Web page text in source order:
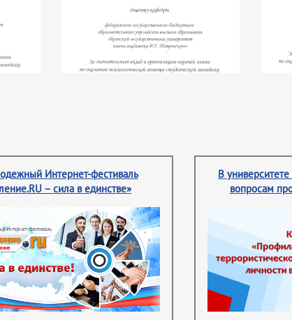
Интернет-фестиваль
– сила в единстве»
В
вопросам